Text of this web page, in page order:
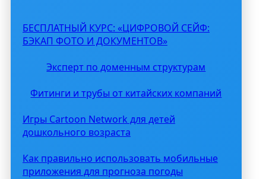
БЕСПЛАТНЫЙ КУРС: «ЦИФРОВОЙ СЕЙФ:
БЭКАП ФОТО И ДОКУМЕНТОВ»
Эксперт по доменным структурам
Фитинги и трубы от китайских компаний
Игры Cartoon Network для детей
дошкольного возраста
Как правильно использовать мобильные
приложения для прогноза погоды